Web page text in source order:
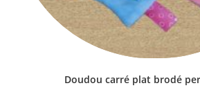
Doudou carré plat brodé